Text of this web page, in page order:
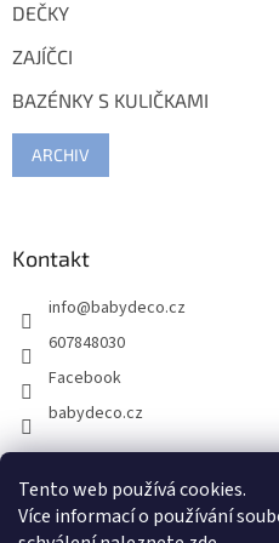
Tento web používá cookies.
Více informací o používání
DEČKY
ZAJÍČCI
BAZÉNKY S KULIČKAMI
ARCHIV
Kontakt
info@babydeco.cz
607848030
Facebook
babydeco.cz